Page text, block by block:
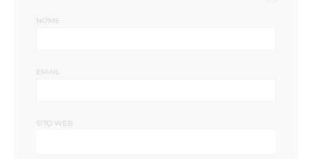
NOME
EMAIL
SITO WEB